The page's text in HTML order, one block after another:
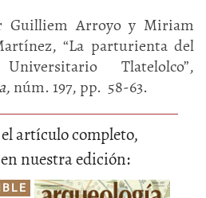
Guilliem Arroyo y Miriam
“La parturienta del
Tlatelolco”,
núm. 197, pp. 58-63.
el artículo completo,
nuestra edición: